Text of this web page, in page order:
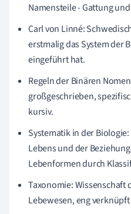
Namensteile - Gattung
Carl von Linné:
erstmalig das System der
eingeführt hat.
Regeln der Binären
großgeschrieben,
kursiv.
Systematik in der
Lebens und der
Lebenformen durch
Taxonomie: Wissenschaft
Lebewesen, eng